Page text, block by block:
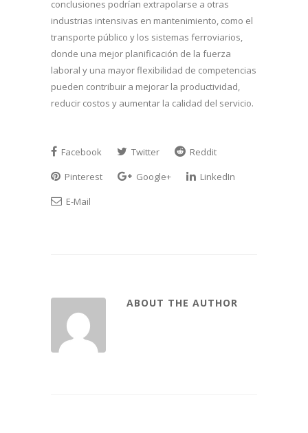
conclusiones podrían extrapolarse a otras
industrias intensivas en mantenimiento, como el
transporte público y los sistemas ferroviarios,
donde una mejor planificación de la fuerza
laboral y una mayor flexibilidad de competencias
pueden contribuir a mejorar la productividad,
reducir costos y aumentar la calidad del servicio.
Facebook Twitter
Reddit
Pinterest
Google+
LinkedIn
E-Mail
ABOUT THE AUTHOR